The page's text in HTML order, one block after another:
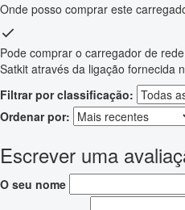
Onde posso comprar este
Pode comprar o carregador de
Satkit através da ligação fornecida
Filtrar por classificação:
Ordenar por:
Escrever uma
O seu nome